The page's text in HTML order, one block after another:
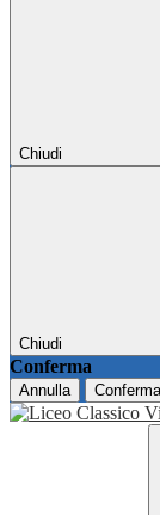
Chiudi
Chiudi
Conferma
Annulla Conferma